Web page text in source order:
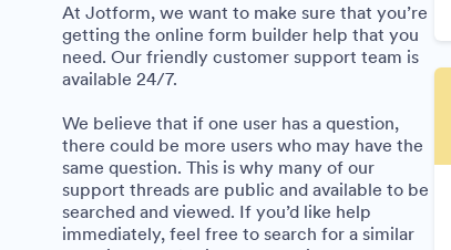
At Jotform, we want to make sure that you’re
getting the online form builder help that you
need. Our friendly customer support team is
available 24/7.
We believe that if one user has a question,
there could be more users who may have the
same question. This is why many of our
support threads are public and available to be
searched and viewed. If you’d like help
immediately, feel free to search for a similar